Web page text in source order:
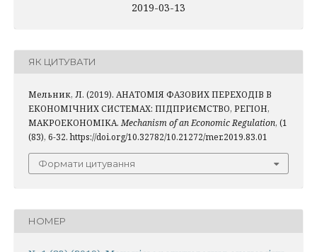
2019-03-13
ЯК ЦИТУВАТИ
Мельник, Л. (2019). АНАТОМІЯ ФАЗОВИХ ПЕРЕХОДІВ В
ЕКОНОМІЧНИХ СИСТЕМАХ: ПІДПРИЄМСТВО, РЕГІОН,
МАКРОЕКОНОМІКА.Mechanism of an Economic Regulation, (1
(83), 6-32. https://doi.org/10.32782/10.21272/mer.2019.83.01
Формати цитування
НОМЕР